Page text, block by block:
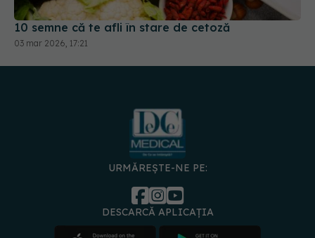
10 semne că te afli în stare de cetoză
03 mar 2026, 17:21
URMĂREȘTE-NE PE:
DESCARCĂ APLICAȚIA